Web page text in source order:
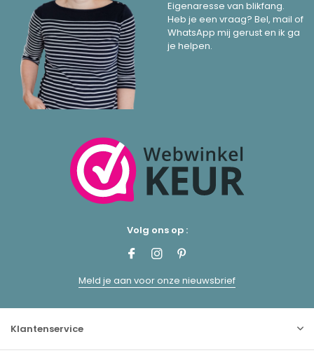
Eigenaresse van blikfang.
Heb je een vraag? Bel, mail of
WhatsApp mij gerust en ik ga
je helpen.
Volg ons op :
Meld je aan voor onze nieuwsbrief
Klantenservice